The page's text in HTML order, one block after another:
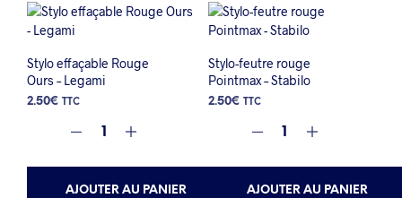
Stylo effaçable Rouge
Ours – Legami
2.50€ TTC
AJOUTER AU PANIER
Stylo-feutre rouge
Pointmax – Stabilo
2.50€ TTC
AJOUTER AU PANIER